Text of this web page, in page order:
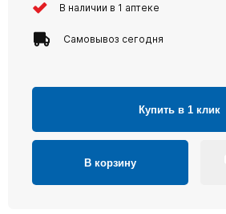
В наличии в 1 аптеке
Самовывоз сегодня
Купить в 1 клик
В корзину